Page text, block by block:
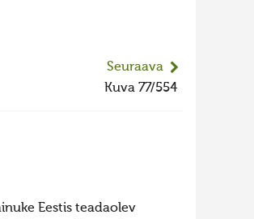
Seuraava
Kuva 77/554
Eestis teadaolev